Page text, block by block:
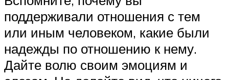
поддерживали отношения с тем
или иным человеком, какие были
надежды по отношению к нему.
Дайте волю своим эмоциям и